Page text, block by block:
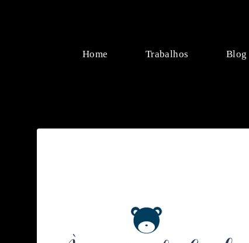
Home Trabalhos Blog